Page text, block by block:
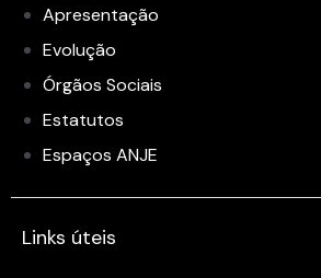
Apresentação
Evolução
Órgãos Sociais
Estatutos
Espaços ANJE
Links úteis